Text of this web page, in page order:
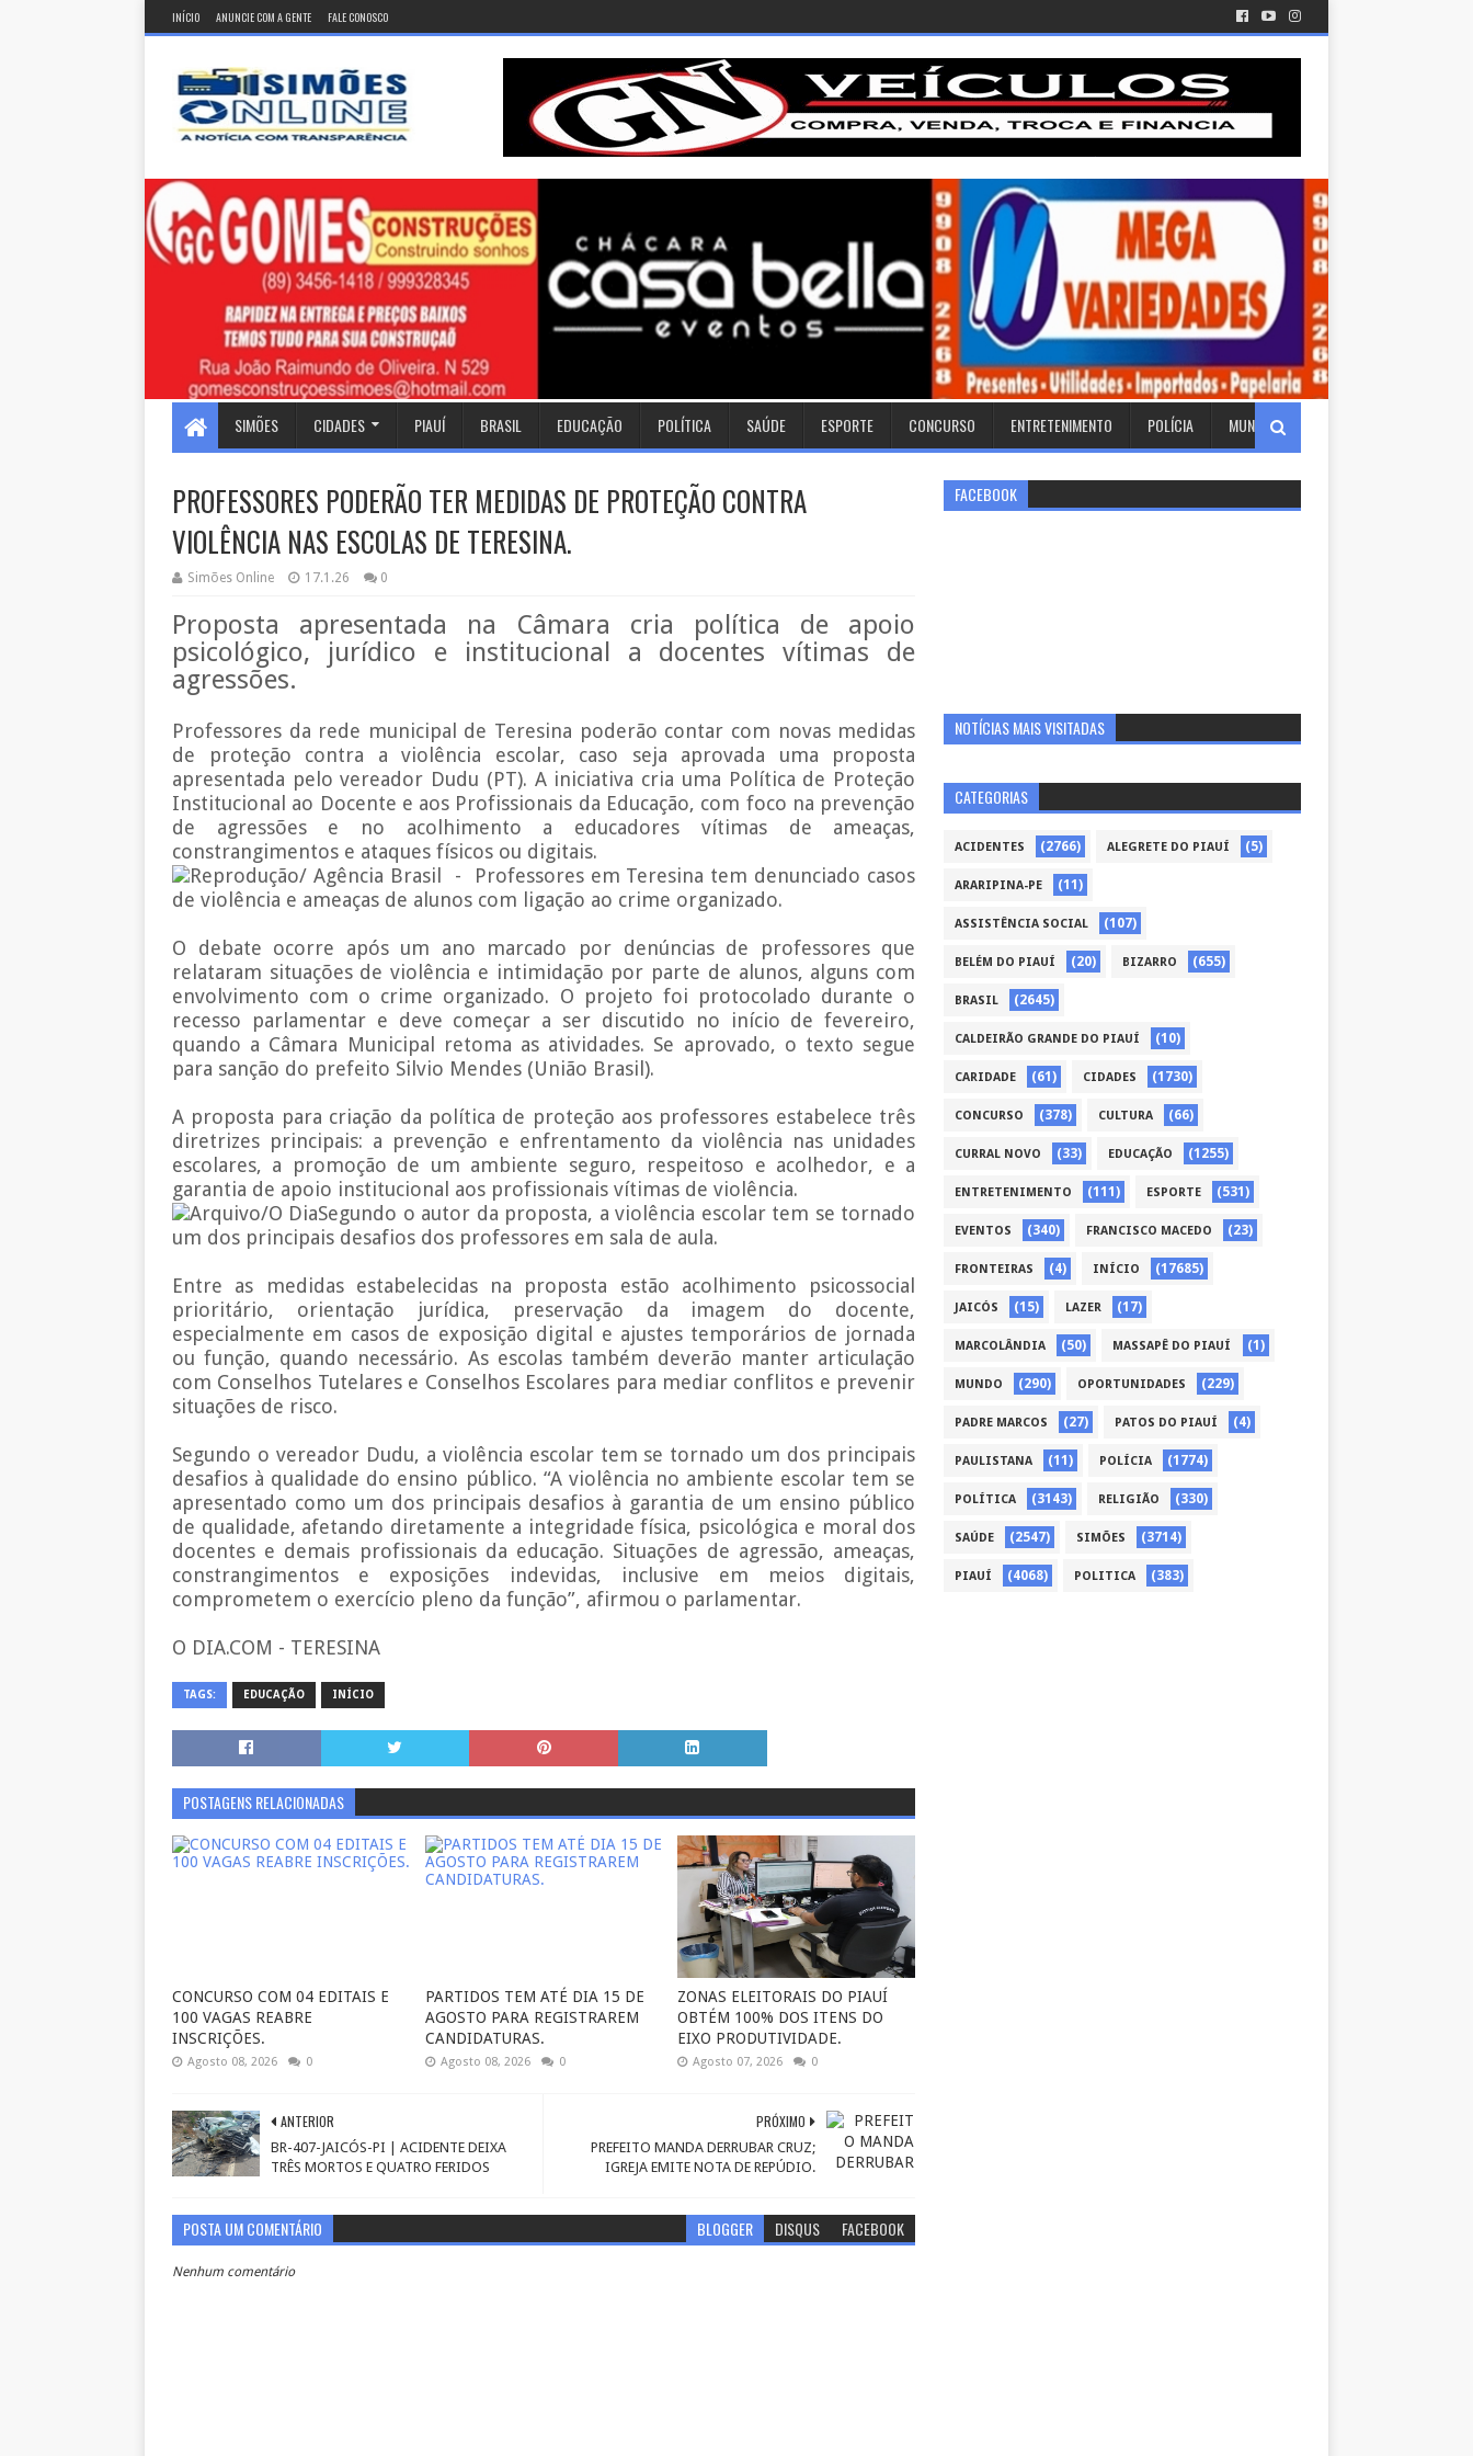
INÍCIO ANUNCIE COM A GENTE FALE CONOSCO
SIMÕES CIDADES PIAUÍ BRASIL EDUCAÇÃO POLÍTICA SAÚDE ESPORTE CONCURSO ENTRETENIMENTO POLÍCIA MUNDO
PROFESSORES PODERÃO TER MEDIDAS DE PROTEÇÃO CONTRA
VIOLÊNCIA NAS ESCOLAS DE TERESINA.
Simões Online 17.1.26 0
Proposta apresentada na Câmara cria política de apoio
psicológico, jurídico e institucional a docentes vítimas de
agressões.
Professores da rede municipal de Teresina poderão contar com novas medidas
de proteção contra a violência escolar, caso seja aprovada uma proposta
apresentada pelo vereador Dudu (PT). A iniciativa cria uma Política de Proteção
Institucional ao Docente e aos Profissionais da Educação, com foco na prevenção
de agressões e no acolhimento a educadores vítimas de ameaças,
constrangimentos e ataques físicos ou digitais.
Reprodução/ Agência Brasil - Professores em Teresina tem denunciado casos
de violência e ameaças de alunos com ligação ao crime organizado.
O debate ocorre após um ano marcado por denúncias de professores que
relataram situações de violência e intimidação por parte de alunos, alguns com
envolvimento com o crime organizado. O projeto foi protocolado durante o
recesso parlamentar e deve começar a ser discutido no início de fevereiro,
quando a Câmara Municipal retoma as atividades. Se aprovado, o texto segue
para sanção do prefeito Silvio Mendes (União Brasil).
A proposta para criação da política de proteção aos professores estabelece três
diretrizes principais: a prevenção e enfrentamento da violência nas unidades
escolares, a promoção de um ambiente seguro, respeitoso e acolhedor, e a
garantia de apoio institucional aos profissionais vítimas de violência.
Arquivo/O DiaSegundo o autor da proposta, a violência escolar tem se tornado
um dos principais desafios dos professores em sala de aula.
Entre as medidas estabelecidas na proposta estão acolhimento psicossocial
prioritário, orientação jurídica, preservação da imagem do docente,
especialmente em casos de exposição digital e ajustes temporários de jornada
ou função, quando necessário. As escolas também deverão manter articulação
com Conselhos Tutelares e Conselhos Escolares para mediar conflitos e prevenir
situações de risco.
Segundo o vereador Dudu, a violência escolar tem se tornado um dos principais
desafios à qualidade do ensino público. “A violência no ambiente escolar tem se
apresentado como um dos principais desafios à garantia de um ensino público
de qualidade, afetando diretamente a integridade física, psicológica e moral dos
docentes e demais profissionais da educação. Situações de agressão, ameaças,
constrangimentos e exposições indevidas, inclusive em meios digitais,
comprometem o exercício pleno da função”, afirmou o parlamentar.
O DIA.COM - TERESINA
TAGS: EDUCAÇÃO INÍCIO
POSTAGENS RELACIONADAS
CONCURSO COM 04 EDITAIS E
100 VAGAS REABRE
INSCRIÇÕES.
Agosto 08, 2026 0
PARTIDOS TEM ATÉ DIA 15 DE
AGOSTO PARA REGISTRAREM
CANDIDATURAS.
Agosto 08, 2026 0
ZONAS ELEITORAIS DO PIAUÍ
OBTÉM 100% DOS ITENS DO
EIXO PRODUTIVIDADE.
Agosto 07, 2026 0
PRÓXIMO
PREFEITO MANDA DERRUBAR CRUZ;
IGREJA EMITE NOTA DE REPÚDIO.
ANTERIOR
BR-407-JAICÓS-PI | ACIDENTE DEIXA
TRÊS MORTOS E QUATRO FERIDOS
POSTA UM COMENTÁRIO BLOGGER DISQUS FACEBOOK
Nenhum comentário
FACEBOOK
NOTÍCIAS MAIS VISITADAS
CATEGORIAS
ACIDENTES (2766) ALEGRETE DO PIAUÍ (5)
ARARIPINA-PE (11)
ASSISTÊNCIA SOCIAL (107)
BELÉM DO PIAUÍ (20) BIZARRO (655)
BRASIL (2645)
CALDEIRÃO GRANDE DO PIAUÍ (10)
CARIDADE (61) CIDADES (1730)
CONCURSO (378) CULTURA (66)
CURRAL NOVO (33) EDUCAÇÃO (1255)
ENTRETENIMENTO (111) ESPORTE (531)
EVENTOS (340) FRANCISCO MACEDO (23)
FRONTEIRAS (4) INÍCIO (17685)
JAICÓS (15) LAZER (17)
MARCOLÂNDIA (50) MASSAPÊ DO PIAUÍ (1)
MUNDO (290) OPORTUNIDADES (229)
PADRE MARCOS (27) PATOS DO PIAUÍ (4)
PAULISTANA (11) POLÍCIA (1774)
POLÍTICA (3143) RELIGIÃO (330)
SAÚDE (2547) SIMÕES (3714)
PIAUÍ (4068) POLITICA (383)